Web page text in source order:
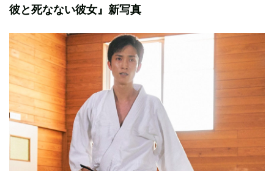
彼と死なない彼女』新写真